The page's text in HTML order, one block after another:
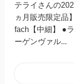
テライさんの
ヵ月販売限定品
fach【中細】 ●
ーゲンヴァル...